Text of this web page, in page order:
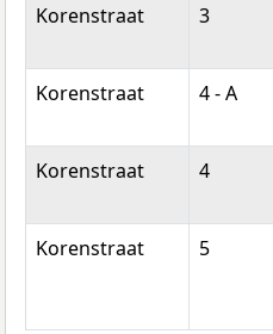
Korenstraat
3
Korenstraat
4 - A
Korenstraat
4
Korenstraat
5